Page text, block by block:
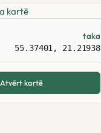
taka
55.37401, 21.21938
Atvērt kartē